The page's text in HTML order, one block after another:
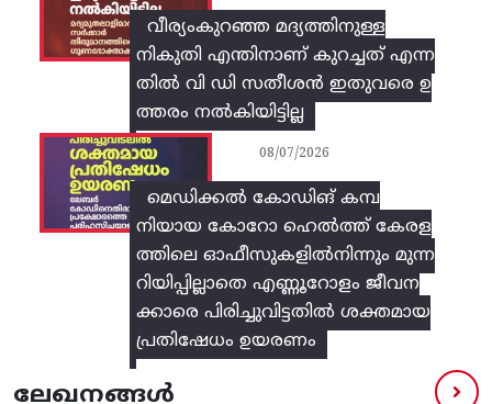
വീര്യംകുറഞ്ഞ മദ്യത്തിനുള്ള
നികുതി എന്തിനാണ് കുറച്ചത് എന്ന
തിൽ വി ഡി സതീശൻ ഇതുവരെ ഉ
ത്തരം നൽകിയിട്ടില്ല
മെഡിക്കൽ കോഡിങ് കമ്പ
നിയായ കോറോ ഹെൽത്ത് കേരള
ത്തിലെ ഓഫീസുകളിൽനിന്നും മുന്ന
റിയിപ്പില്ലാതെ എണ്ണൂറോളം ജീവന
ക്കാരെ പിരിച്ചുവിട്ടതിൽ‌ ശക്തമായ
പ്രതിഷേധം ഉയരണം
08/07/2026
ലേഖനങ്ങൾ